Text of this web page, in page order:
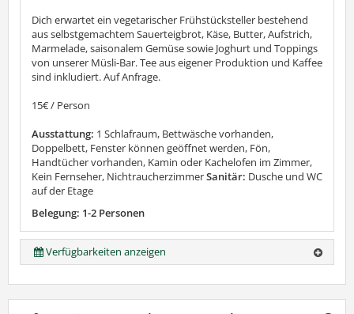
Dich erwartet ein vegetarischer Frühstücksteller bestehend
aus selbstgemachtem Sauerteigbrot, Käse, Butter, Aufstrich,
Marmelade, saisonalem Gemüse sowie Joghurt und Toppings
von unserer Müsli-Bar. Tee aus eigener Produktion und Kaffee
sind inkludiert. Auf Anfrage.
15€ / Person
Ausstattung: 1 Schlafraum, Bettwäsche vorhanden,
Doppelbett, Fenster können geöffnet werden, Fön,
Handtücher vorhanden, Kamin oder Kachelofen im Zimmer,
Kein Fernseher, NichtraucherzimmerSanitär: Dusche und WC
auf der Etage
Belegung: 1-2 Personen
Verfügbarkeiten anzeigen